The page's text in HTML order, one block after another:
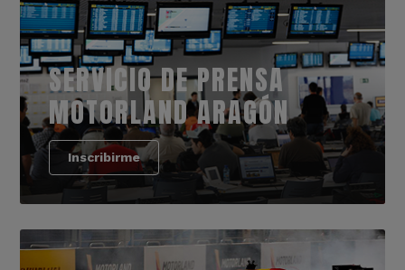
SERVICIO DE PRENSA
MOTORLAND ARAGÓN
Inscribirme